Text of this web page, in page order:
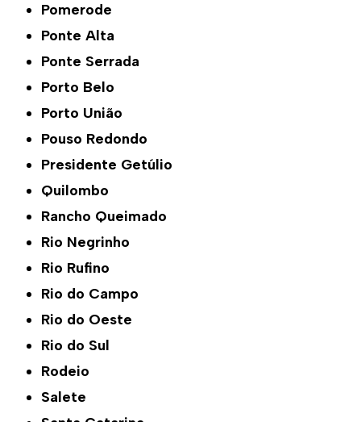
Pomerode
Ponte Alta
Ponte Serrada
Porto Belo
Porto União
Pouso Redondo
Presidente Getúlio
Quilombo
Rancho Queimado
Rio Negrinho
Rio Rufino
Rio do Campo
Rio do Oeste
Rio do Sul
Rodeio
Salete